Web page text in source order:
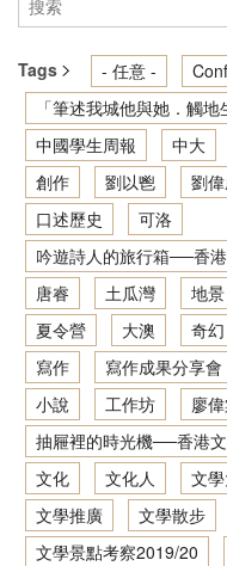
學術研究
文学推广
出版
香港文學資料庫
相关连结
Tags - 任意 -
「筆述我城他與她．觸
中國學生周報
中大
創作
劉以鬯 劉
口述歷史
可洛
吟遊詩人的旅行箱──香
唐睿
土瓜灣 地景
夏令營
大澳 奇幻
寫作
寫作成果分享會
小說
工作坊 廖
抽屜裡的時光機──香港
文化
文化人
文
文學推廣
文學散步
文學景點考察2019/20